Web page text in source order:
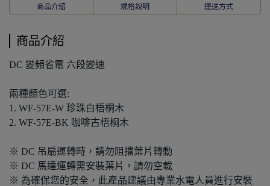
商品介紹 規格說明 運送方式
商品介紹
DC 變頻省電 六段變速
兩種顏色可選:
1. WF-57E-W 珍珠白梧桐木
2. WF-57E-BK 咖啡古梧桐木
※ DC 吊扇運轉時，請勿阻擋葉片轉動
※ DC 馬達運轉需安裝葉片，請勿空載
※ 為確保您的安全，此產品建議由專業水電人員進行安裝